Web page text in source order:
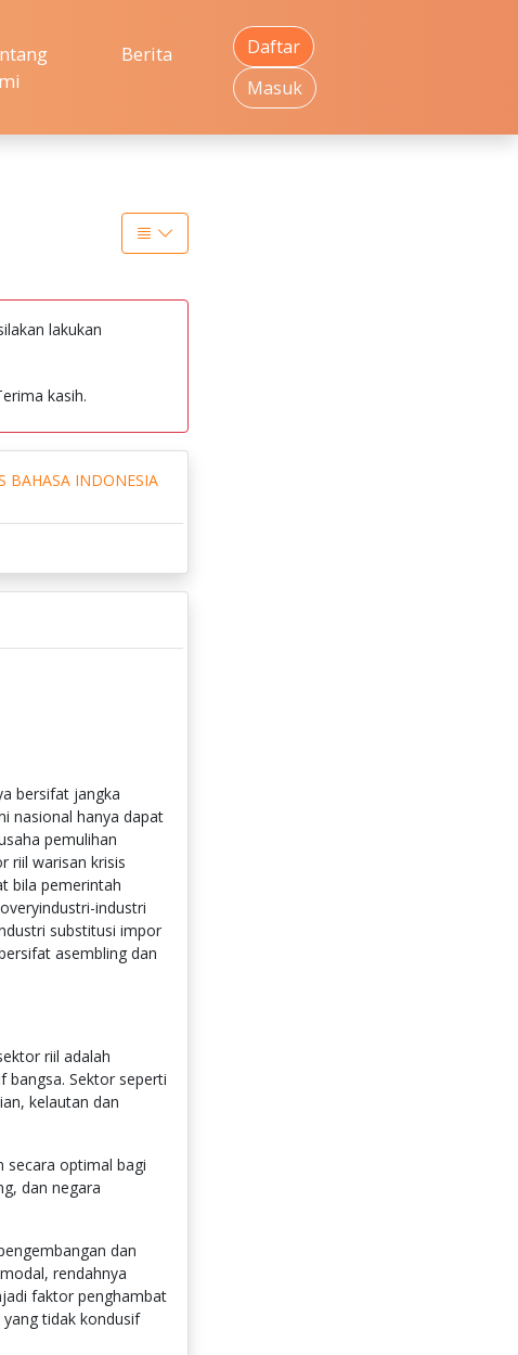
Berita
Daftar
Masuk
lakukan
kasih.
BAHASA INDONESIA
bersifat jangka
nasional hanya dapat
pemulihan
riil warisan krisis
bila pemerintah
industri
substitusi impor
asembling dan
riil adalah
Sektor seperti
kelautan dan
secara optimal bagi
dan negara
dan
rendahnya
faktor penghambat
tidak kondusif